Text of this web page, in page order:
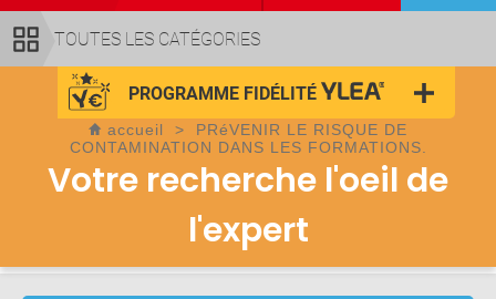
TOUTES LES CATÉGORIES
PROGRAMME FIDÉLITÉ
accueil > PRéVENIR LE RISQUE DE
CONTAMINATION DANS LES FORMATIONS.
Votre recherche l'oeil de
l'expert